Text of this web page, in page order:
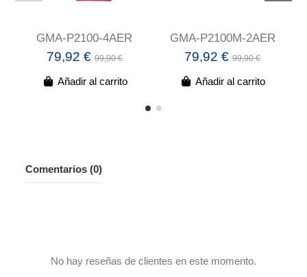
GMA-P2100-4AER
79,92 €99,90 €
Añadir al carrito
GMA-P2100M-2AER
79,92 €99,90 €
Añadir al carrito
Comentarios (0)
No hay reseñas de clientes en este momento.